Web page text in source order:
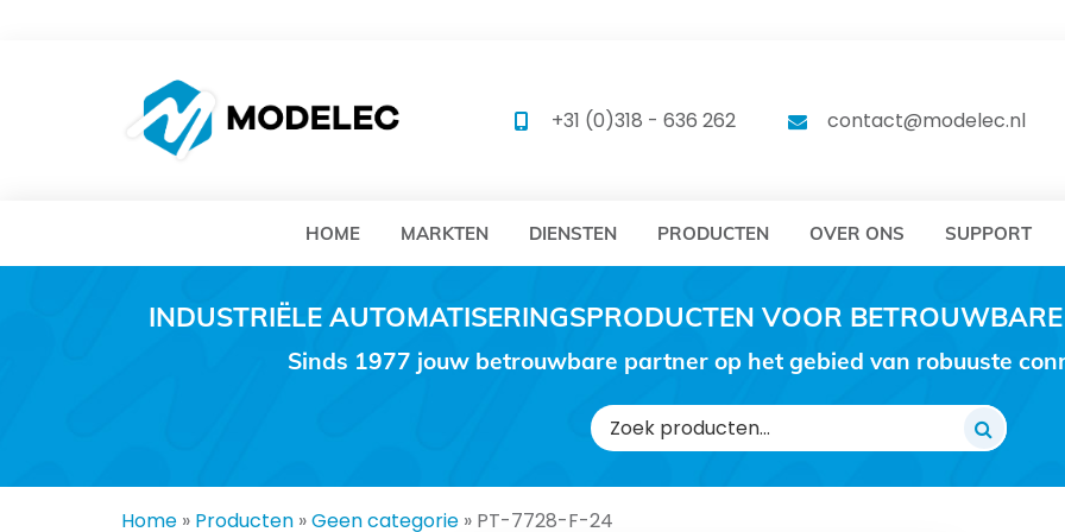
MODELEC MODELEC
+31 (0)318 - 636 262 contact@modelec.nl
HOME MARKTEN DIENSTEN PRODUCTEN OVER ONS SUPPORT
INDUSTRIËLE AUTOMATISERINGSPRODUCTEN VOOR
Sinds 1977 jouw betrouwbare partner op het gebied van robuuste
Zoeken
naar:
Home » Producten »Geen categorie » PT-7728-F-24